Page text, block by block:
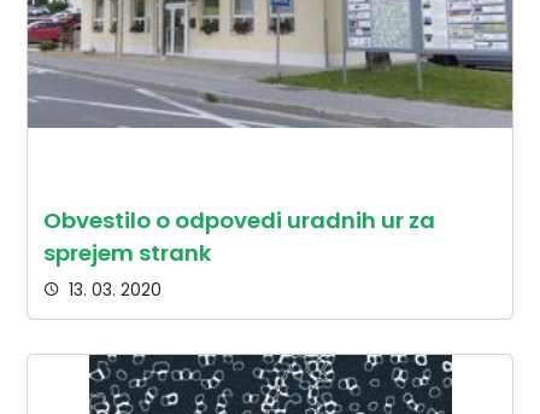
Obvestilo o odpovedi uradnih ur za
sprejem strank
13. 03. 2020